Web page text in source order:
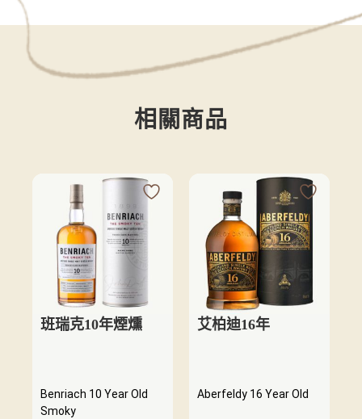
相關商品
班瑞克10年煙燻
Benriach 10 Year Old
Smoky
艾柏迪16年
Aberfeldy 16 Year Old